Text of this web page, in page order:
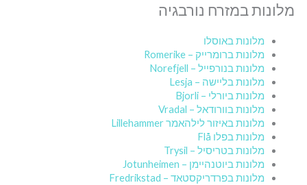
מלונות במזרח נורבגיה
מלונות באוסלו
מלונות ברומרייק – Romerike
מלונות בנורפייל – Norefjell
מלונות בליישה – Lesja
מלונות ביורלי – Bjorli
מלונות בוורודאל – Vradal
מלונות באיזור לילהאמר Lillehammer
מלונות בפלו Flå
מלונות בטריסיל – Trysil
מלונות ביוטנהיימן – Jotunheimen
מלונות בפרדריקסטאד – Fredrikstad